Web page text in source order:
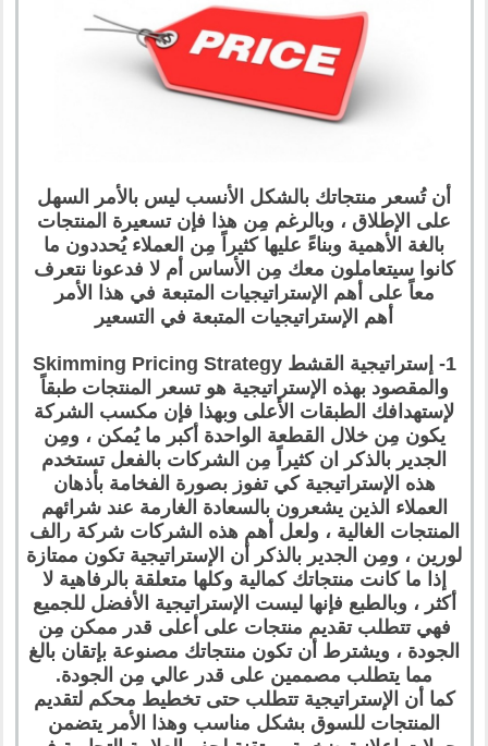
أن تُسعر منتجاتك بالشكل الأنسب ليس بالأمر السهل
على الإطلاق ، وبالرغم مِن هذا فإن تسعيرة المنتجات
بالغة الأهمية وبناءً عليها كثيراً مِن العملاء يُحددون ما
كانوا سيتعاملون معك مِن الأساس أم لا فدعونا نتعرف
معاً على أهم الإستراتيجيات المتبعة في هذا الأمر
أهم الإستراتيجيات المتبعة في التسعير
1- إستراتيجية القشط Skimming Pricing Strategy
والمقصود بهذه الإستراتيجية هو تسعر المنتجات طبقاً
لإستهدافك الطبقات الأعلى وبهذا فإن مكسب الشركة
يكون مِن خلال القطعة الواحدة أكبر ما يُمكن ، ومِن
الجدير بالذكر ان كثيراً مِن الشركات بالفعل تستخدم
هذه الإستراتيجية كي تفوز بصورة الفخامة بأذهان
العملاء الذين يشعرون بالسعادة الغارمة عند شرائهم
المنتجات الغالية ، ولعل أهم هذه الشركات شركة رالف
لورين ، ومِن الجدير بالذكر أن الإستراتيجية تكون ممتازة
إذا ما كانت منتجاتك كمالية وكلها متعلقة بالرفاهية لا
أكثر ، وبالطبع فإنها ليست الإستراتيجية الأفضل للجميع
فهي تتطلب تقديم منتجات على أعلى قدر ممكن مِن
الجودة ، ويشترط أن تكون منتجاتك مصنوعة بإتقان بالغ
مما يتطلب مصممين على قدر عالي مِن الجودة.
كما أن الإستراتيجية تتطلب حتى تخطيط محكم لتقديم
المنتجات للسوق بشكل مناسب وهذا الأمر يتضمن